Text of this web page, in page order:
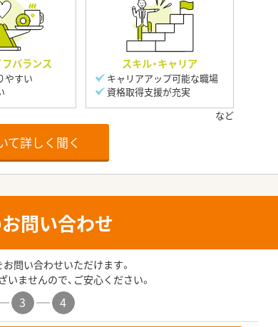
バランス
やすい
スキル・キャリア
キャリアアップ可能な職場
資格取得支援が充実
て詳しく聞く
問い合わせ
問い合わせいただけます。
ませんので、ご安心ください。
3 4